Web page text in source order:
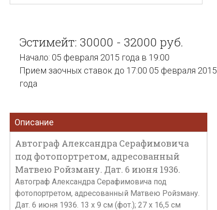
Эстимейт: 30000 - 32000 руб.
Начало: 05 февраля 2015 года в 19:00
Прием заочных ставок до 17:00 05 февраля 2015
года
Описание
Автограф Александра Серафимовича
под фотопортретом, адресованный
Матвею Ройзману. Дат. 6 июня 1936.
Автограф Александра Серафимовича под
фотопортретом, адресованный Матвею Ройзману.
Дат. 6 июня 1936. 13 х 9 см (фот.); 27 х 16,5 см